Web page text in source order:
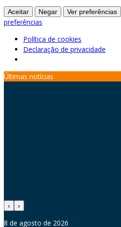
Aceitar Negar Ver preferências
preferências
Política de cookies
Declaração de privacidade
Skip
Últimas notícias
‹ ›
8 de agosto de 2026